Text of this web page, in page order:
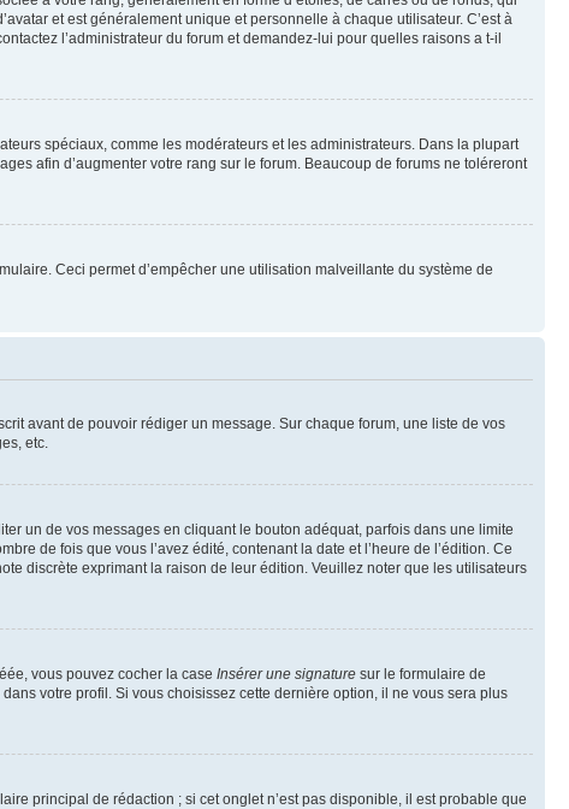
et est généralement unique et personnelle à chaque utilisateur. C’est à
l’administrateur du forum et demandez-lui pour quelles raisons a t-il
spéciaux, comme les modérateurs et les administrateurs. Dans la plupart
afin d’augmenter votre rang sur le forum. Beaucoup de forums ne toléreront
Ceci permet d’empêcher une utilisation malveillante du système de
avant de pouvoir rédiger un message. Sur chaque forum, une liste de vos
etc.
un de vos messages en cliquant le bouton adéquat, parfois dans une limite
de fois que vous l’avez édité, contenant la date et l’heure de l’édition. Ce
discrète exprimant la raison de leur édition. Veuillez noter que les utilisateurs
vous pouvez cocher la case Insérer une signature sur le formulaire de
votre profil. Si vous choisissez cette dernière option, il ne vous sera plus
principal de rédaction ; si cet onglet n’est pas disponible, il est probable que